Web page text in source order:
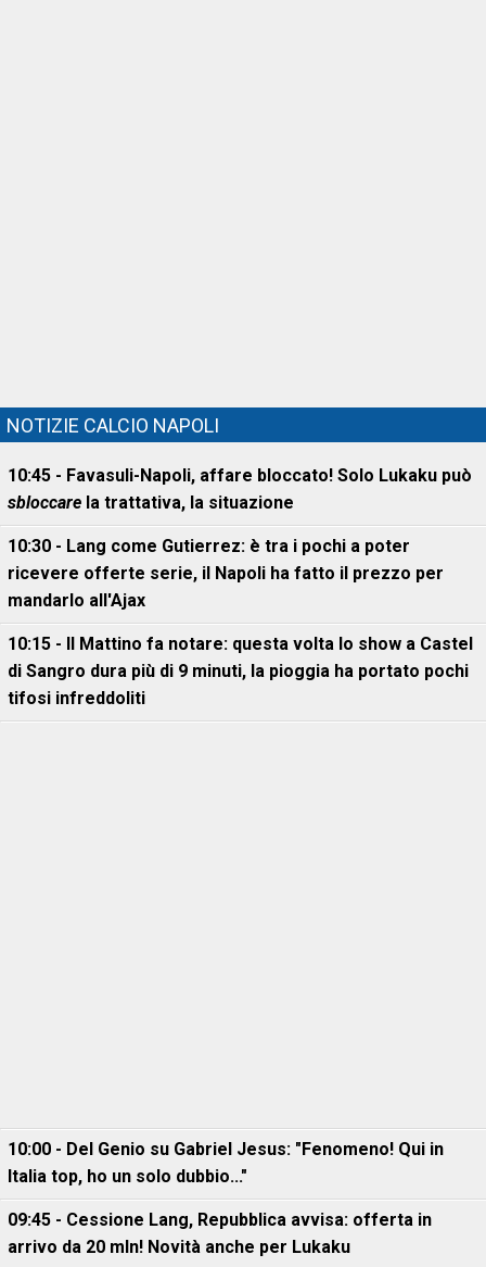
NOTIZIE CALCIO NAPOLI
10:45 - Favasuli-Napoli, affare bloccato! Solo Lukaku può
sbloccare la trattativa, la situazione
10:30 - Lang come Gutierrez: è tra i pochi a poter
ricevere offerte serie, il Napoli ha fatto il prezzo per
mandarlo all'Ajax
10:15 - Il Mattino fa notare: questa volta lo show a Castel
di Sangro dura più di 9 minuti, la pioggia ha portato pochi
tifosi infreddoliti
10:00 - Del Genio su Gabriel Jesus: "Fenomeno! Qui in
Italia top, ho un solo dubbio..."
09:45 - Cessione Lang, Repubblica avvisa: offerta in
arrivo da 20 mln! Novità anche per Lukaku